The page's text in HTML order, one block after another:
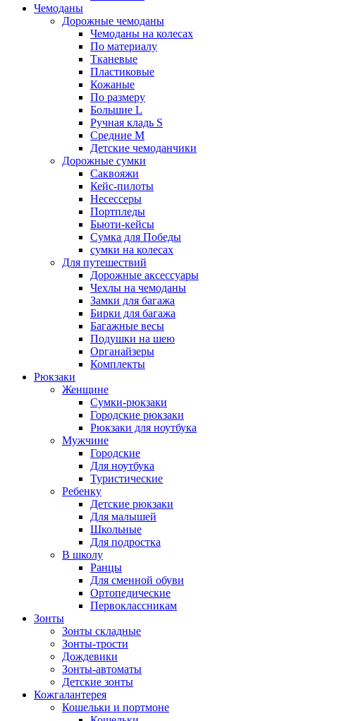
Чемоданы
Дорожные чемоданы
Чемоданы на колесах
По материалу
Тканевые
Пластиковые
Кожаные
По размеру
Большие L
Ручная кладь S
Средние M
Детские чемоданчики
Дорожные сумки
Саквояжи
Кейс-пилоты
Несессеры
Портпледы
Бьюти-кейсы
Сумка для Победы
сумки на колесах
Для путешествий
Дорожные аксессуары
Чехлы на чемоданы
Замки для багажа
Бирки для багажа
Багажные весы
Подушки на шею
Органайзеры
Комплекты
Рюкзаки
Женщине
Сумки-рюкзаки
Городские рюкзаки
Рюкзаки для ноутбука
Мужчине
Городские
Для ноутбука
Туристические
Ребенку
Детские рюкзаки
Для малышей
Школьные
Для подростка
В школу
Ранцы
Для сменной обуви
Ортопедические
Первоклассникам
Зонты
Зонты складные
Зонты-трости
Дождевики
Зонты-автоматы
Детские зонты
Кожгалантерея
Кошельки и портмоне